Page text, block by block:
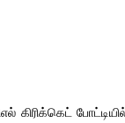
கிரிக்கெட்